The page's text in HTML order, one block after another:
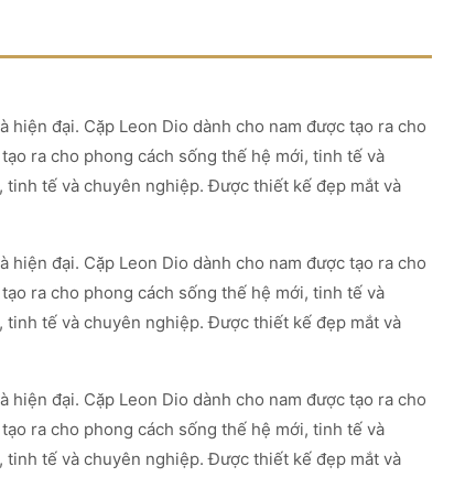
đại. Cặp Leon Dio dành cho nam được tạo ra cho
ra cho phong cách sống thế hệ mới, tinh tế và
tế và chuyên nghiệp. Được thiết kế đẹp mắt và
đại. Cặp Leon Dio dành cho nam được tạo ra cho
ra cho phong cách sống thế hệ mới, tinh tế và
tế và chuyên nghiệp. Được thiết kế đẹp mắt và
đại. Cặp Leon Dio dành cho nam được tạo ra cho
ra cho phong cách sống thế hệ mới, tinh tế và
tế và chuyên nghiệp. Được thiết kế đẹp mắt và